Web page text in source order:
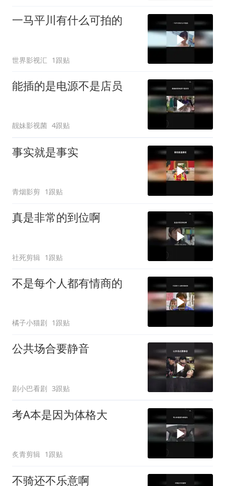
一马平川有什么可拍的
世界影视汇 1跟贴
能插的是电源不是店员
靓妹影视菌 4跟贴
事实就是事实
青烟影剪 1跟贴
真是非常的到位啊
社死剪辑 1跟贴
不是每个人都有情商的
橘子小猫剧 1跟贴
公共场合要静音
剧小巴看剧 3跟贴
考A本是因为体格大
炙青剪辑 1跟贴
不骑还不乐意啊